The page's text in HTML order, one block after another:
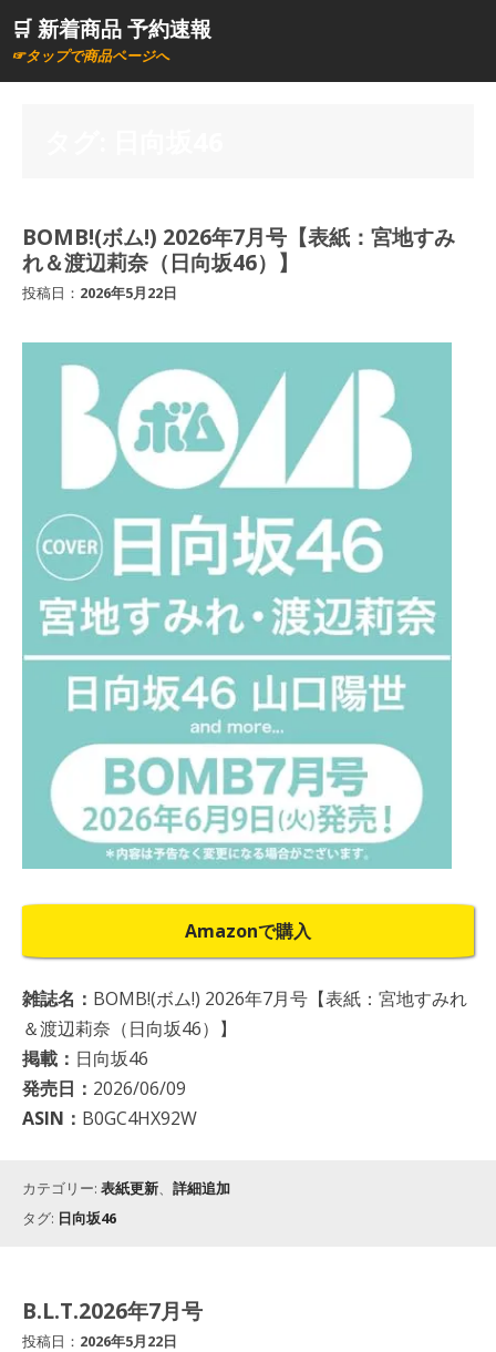
ン🛒 新着商品 予約速報
☞タップで商品ページへ
BOMB!(ボム!) 2026年7月号【表紙：宮地すみ
れ＆渡辺莉奈（日向坂46）】
投稿日： 2026年5月22日
Amazonで購入
雑誌名： BOMB!(ボム!) 2026年7月号【表紙：宮地すみれ
＆渡辺莉奈（日向坂46）】
掲載： 日向坂46
発売日： 2026/06/09
ASIN： B0GC4HX92W
カテゴリー: 表紙更新、 詳細追加
タグ: 日向坂46
B.L.T.2026年7月号
投稿日： 2026年5月22日